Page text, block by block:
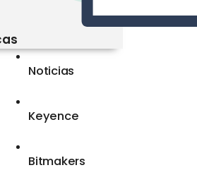
Noticias
Keyence
Bitmakers